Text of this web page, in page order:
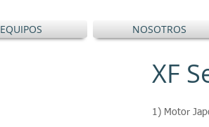
EQUIPOS NOSOTROS
XF
1) Motor